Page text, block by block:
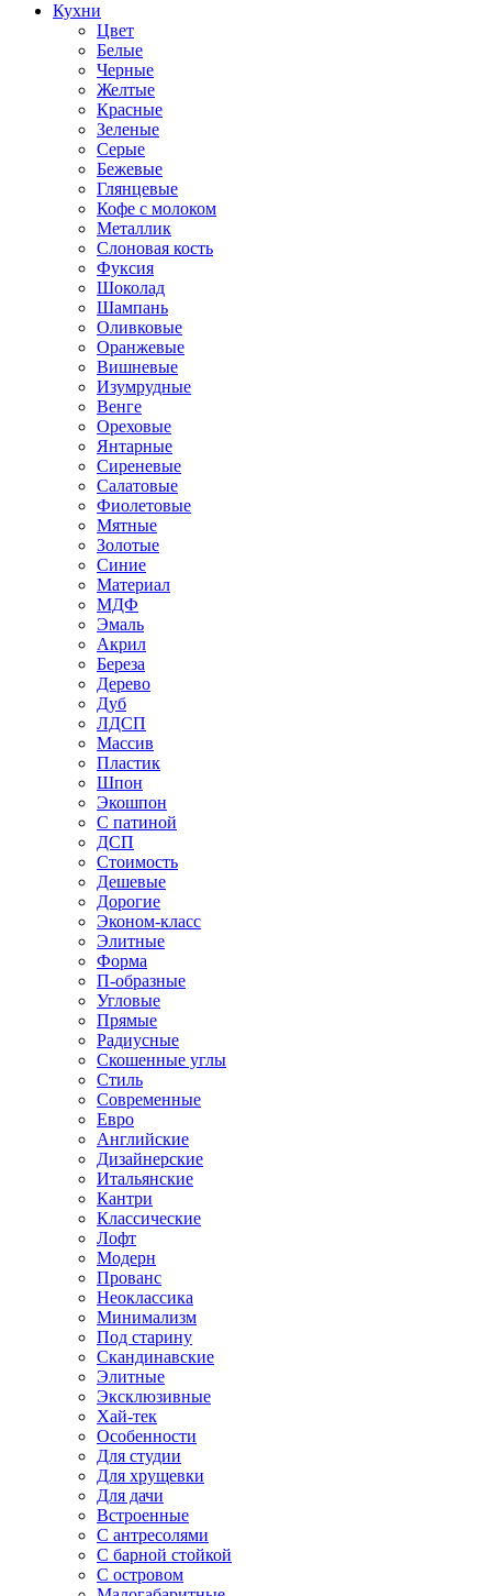
Кухни
Цвет
Белые
Черные
Желтые
Красные
Зеленые
Серые
Бежевые
Глянцевые
Кофе с молоком
Металлик
Слоновая кость
Фуксия
Шоколад
Шампань
Оливковые
Оранжевые
Вишневые
Изумрудные
Венге
Ореховые
Янтарные
Сиреневые
Салатовые
Фиолетовые
Мятные
Золотые
Синие
Материал
МДФ
Эмаль
Акрил
Береза
Дерево
Дуб
ЛДСП
Массив
Пластик
Шпон
Экошпон
С патиной
ДСП
Стоимость
Дешевые
Дорогие
Эконом-класс
Элитные
Форма
П-образные
Угловые
Прямые
Радиусные
Скошенные углы
Стиль
Современные
Евро
Английские
Дизайнерские
Итальянские
Кантри
Классические
Лофт
Модерн
Прованс
Неоклассика
Минимализм
Под старину
Скандинавские
Элитные
Эксклюзивные
Хай-тек
Особенности
Для студии
Для хрущевки
Для дачи
Встроенные
С антресолями
С барной стойкой
С островом